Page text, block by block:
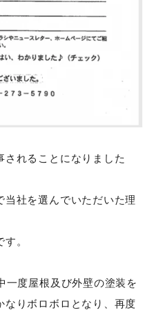
れることになりました
当社を選んでいただいた理
。
一度屋根及び外壁の塗装を
なりボロボロとなり、再度